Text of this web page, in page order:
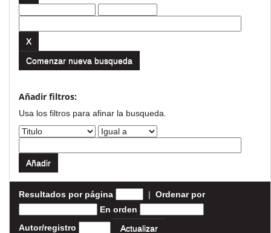
Comenzar nueva busqueda
Añadir filtros:
Usa los filtros para afinar la busqueda.
Resultados por página | Ordenar por
En orden
Autor/registro